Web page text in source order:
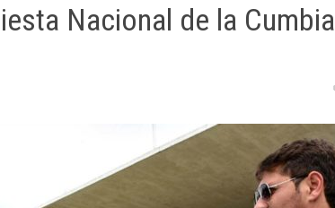
Nacional de la Cumbia